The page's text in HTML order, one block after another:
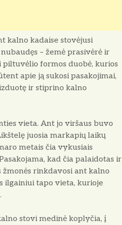
kalno kadaise stovėjusi
– žemė prasivėrė ir
formos duobė, kurios
apie ją sukosi pasakojimai,
ir stiprino kalno
vieta. Ant jo viršaus buvo
juosia markapių laikų
metais čia vykusiais
kad čia palaidotas ir
rinkdavosi ant kalno
ilgainiui tapo vieta, kurioje
stovi medinė koplyčia, į